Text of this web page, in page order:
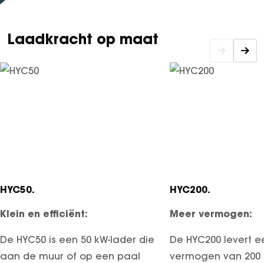
Laadkracht op maat
HYC50.
Klein en efficiënt:
De HYC50 is een 50 kW-lader die
aan de muur of op een paal
HYC200.
Meer vermogen:
De HYC200 levert
vermogen van